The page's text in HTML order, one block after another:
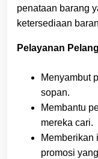
penataan barang
ketersediaan
Pelayanan
Menyambut
sopan.
Membantu
mereka cari.
Memberikan
promosi